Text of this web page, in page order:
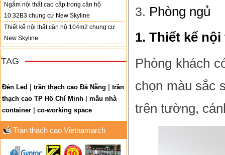
Ngắm nội thất cao cấp trong căn hộ
10.32B3 chung cư New Skyline
Thiết kế nội thất căn hộ 104m2 chung cư
New Skyline
TAG
Đèn Led trần thạch cao Đà Nẵng
trần
thạch cao TP Hồ Chí Minh
mẫu nhà
container
co-working space
Tran thach cao Vietnamarch
Phòng ngủ
1. Thiết kế
Phòng khách
chọn màu sắc
trên tường,